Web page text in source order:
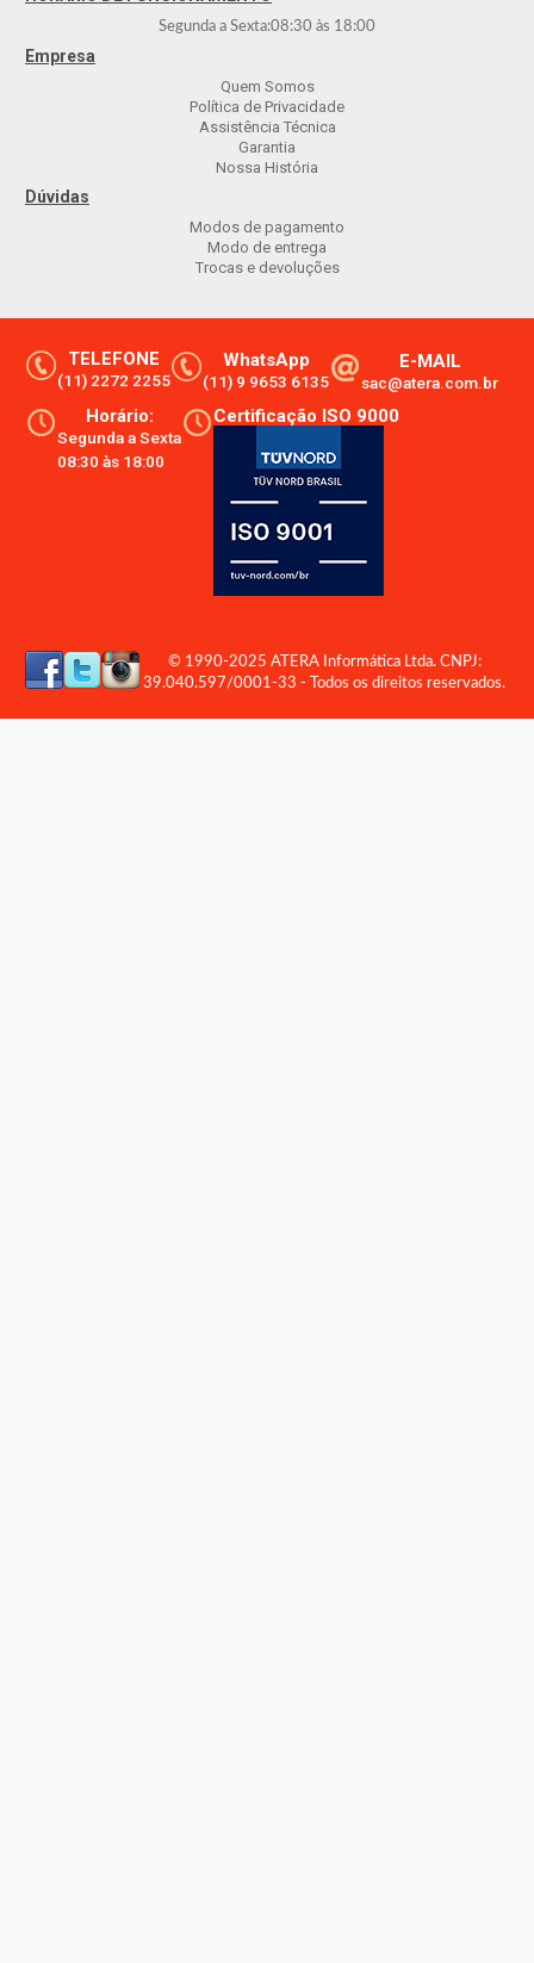
Segunda a Sexta:08:30 às 18:00
Empresa
Quem Somos
Política de Privacidade
Assistência Técnica
Garantia
Nossa História
Dúvidas
Modos de pagamento
Modo de entrega
Trocas e devoluções
TELEFONE
(11) 2272 2255
WhatsApp
(11) 9 9653 6135
E-MAIL
sac@atera.com.br
Horário:
Segunda a Sexta
08:30 às 18:00
Certificação ISO 9000
© 1990-2025 ATERA Informática Ltda. CNPJ:
39.040.597/0001-33 - Todos os direitos reservados.